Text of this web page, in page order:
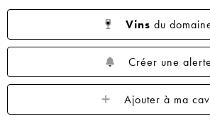
Vins du
Créer une alerte
Ajouter à ma